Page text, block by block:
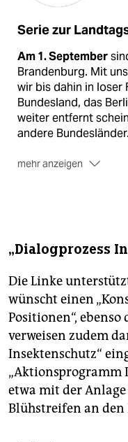
Serie zur
Am 1. September
Brandenburg. Mit
wir bis dahin in loser
Bundesland, das
weiter entfernt
andere Bundesländer.
mehr anzeigen
„Dialogprozess
Die Linke
wünscht einen
Positionen“, ebenso
verweisen zudem
Insektenschutz“
„Aktionsprogramm
etwa mit der
Blühstreifen an den